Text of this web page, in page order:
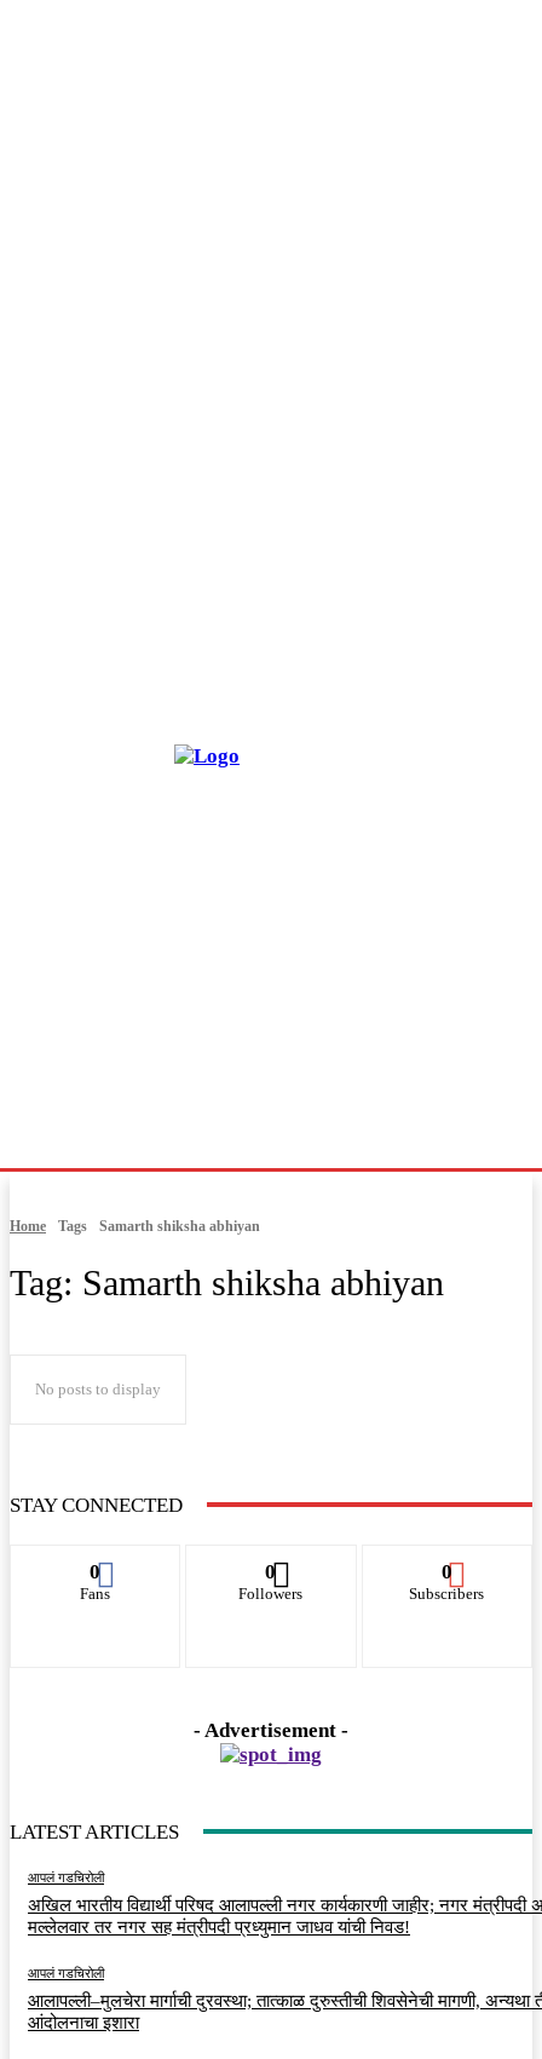
Home Tags Samarth shiksha abhiyan
Tag: Samarth shiksha abhiyan
No posts to display
STAY CONNECTED
0
Fans
0
Followers
0
Subscribers
- Advertisement -
LATEST ARTICLES
आपलं गडचिरोली
अखिल भारतीय विद्यार्थी परिषद आलापल्ली नगर कार्यकारणी जाहीर; नगर मंत्रीपदी
मल्लेलवार तर नगर सह मंत्रीपदी प्रध्युमान जाधव यांची निवड!
आपलं गडचिरोली
आलापल्ली–मुलचेरा मार्गाची दुरवस्था; तात्काळ दुरुस्तीची शिवसेनेची मागणी, अन्यथा
आंदोलनाचा इशारा